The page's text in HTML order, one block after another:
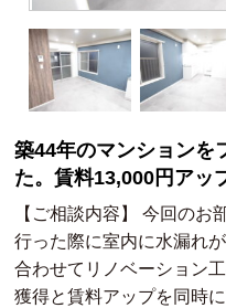
築44年のマンションを
た。賃料13,000円アッ
【ご相談内容】 今回のお
行った際に室内に水漏れ
合わせてリノベーション
獲得と賃料アップを同時